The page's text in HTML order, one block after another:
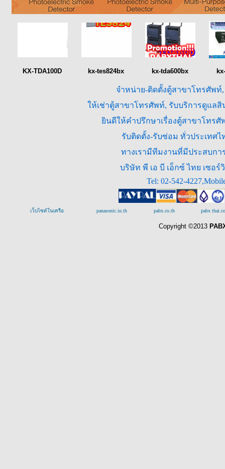
KX-TDA100D kx-tes824bx kx-tda600bx
จำหน่าย-ติดตั้งตู้สาขาโทรศัพ
ให้เช่าตู้สาขาโทรศัพท์, รับบริการดูแล
ยินดีให้คำปรึกษาเรื่องตู้สาขาโทร
รับติดตั้ง-รับซ่อม ทั่วประเทศ
ทางเรามีทีมงานที่มีประสบกา
บริษัท พี เอ บี เอ็กซ์ ไทย เซอ
Tel: 02-542-
เว็บไซต์ในเครือ panasonic.in.th pabx.co.th pabx
Copyright ©2013